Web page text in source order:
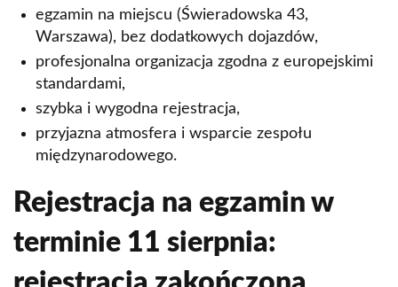
egzamin na miejscu (Świeradowska 43,
Warszawa), bez dodatkowych dojazdów,
profesjonalna organizacja zgodna z europejskimi
standardami,
szybka i wygodna rejestracja,
przyjazna atmosfera i wsparcie zespołu
międzynarodowego.
Rejestracja na egzamin w
terminie 11 sierpnia: